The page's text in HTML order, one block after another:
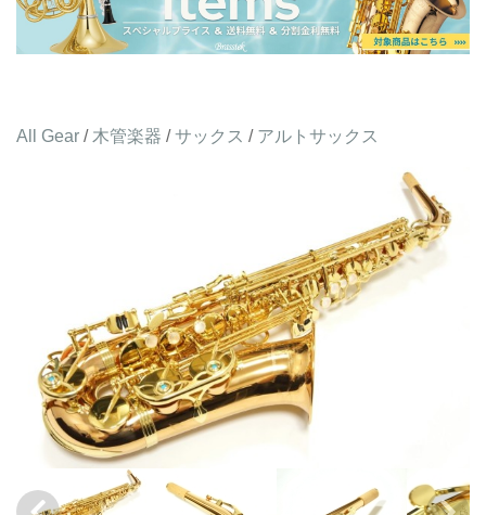
All Gear / 木管楽器 /サックス / アルトサックス